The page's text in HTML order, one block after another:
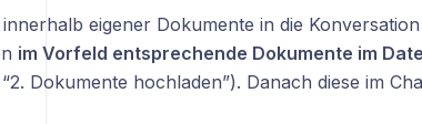
eigener Dokumente in die
im Vorfeld entsprechende Dokumente im
Dokumente hochladen”). Danach diese im